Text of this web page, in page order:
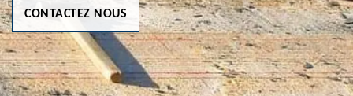
CONTACTEZ NOUS